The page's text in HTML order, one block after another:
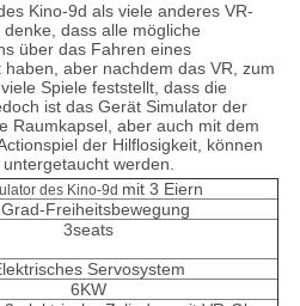
Kino-9d als viele anderes VR-
dass alle mögliche
über das Fahren eines
aber nachdem das VR, zum
Spiele feststellt, dass die
ist das Gerät Simulator der
Raumkapsel, aber auch mit dem
der Hilflosigkeit, können
werden.
des Kino-9d mit 3 Eiern
Freiheitsbewegung
3seats
Servosystem
6KW